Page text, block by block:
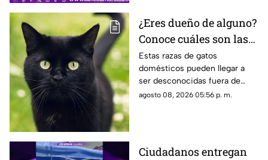
¿Eres dueño de alguno?
Conoce cuáles son las
cinco razas más raras
de gatos domésticos en
todo el mundo
Estas razas de gatos
domésticos pueden llegar a
ser desconocidas fuera de
círculos especializados, y
agosto 08, 2026 05:56 p. m.
Ciudadanos entregan